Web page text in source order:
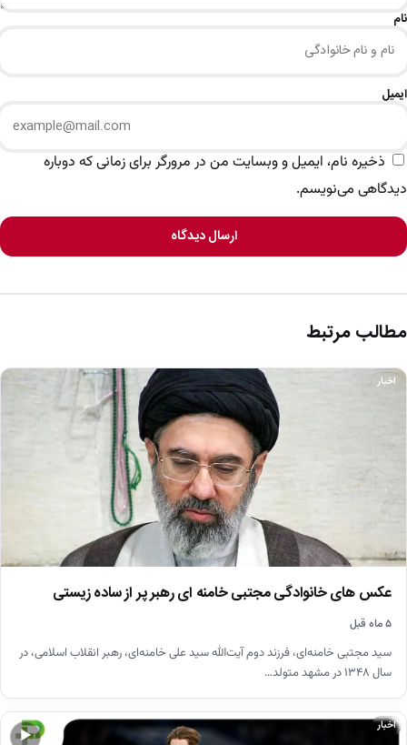
نام
ایمیل
ذخیره نام، ایمیل و وبسایت من در مرورگر برای زمانی که دوباره
دیدگاهی می‌نویسم.
ارسال دیدگاه
مطالب مرتبط
اخبار
عکس های خانوادگی مجتبی خامنه ای رهبر پر از ساده زیستی
۵ ماه قبل
سید مجتبی خامنه‌ای، فرزند دوم آیت‌الله سید علی خامنه‌ای، رهبر انقلاب اسلامی، در
سال ۱۳۴۸ در مشهد متولد…
▶
اخبار